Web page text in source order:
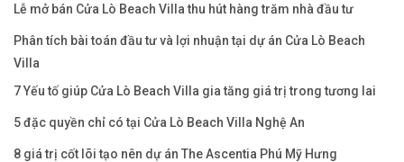
Lễ mở bán Cửa Lò Beach Villa thu hút hàng trăm nhà đầu tư
Phân tích bài toán đầu tư và lợi nhuận tại dự án Cửa Lò Beach
Villa
7 Yếu tố giúp Cửa Lò Beach Villa gia tăng giá trị trong tương lai
5 đặc quyền chỉ có tại Cửa Lò Beach Villa Nghệ An
8 giá trị cốt lõi tạo nên dự án The Ascentia Phú Mỹ Hưng